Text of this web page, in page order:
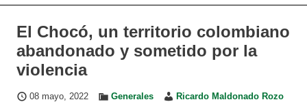
El Chocó, un territorio colombiano
abandonado y sometido por la
violencia
08 mayo, 2022 Generales Ricardo Maldonado Rozo